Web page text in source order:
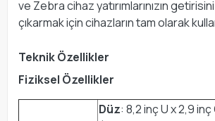
ve Zebra cihaz yatırımlarınızın
çıkarmak için cihazların tam olarak
Teknik Özellikler
Fiziksel Özellikler
Düz: 8,2 inç U x 2,9 inç